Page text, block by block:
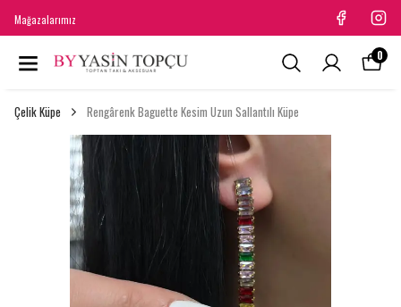
Mağazalarımız
0
Çelik Küpe Rengârenk Baguette Kesim Uzun Sallantılı Küpe